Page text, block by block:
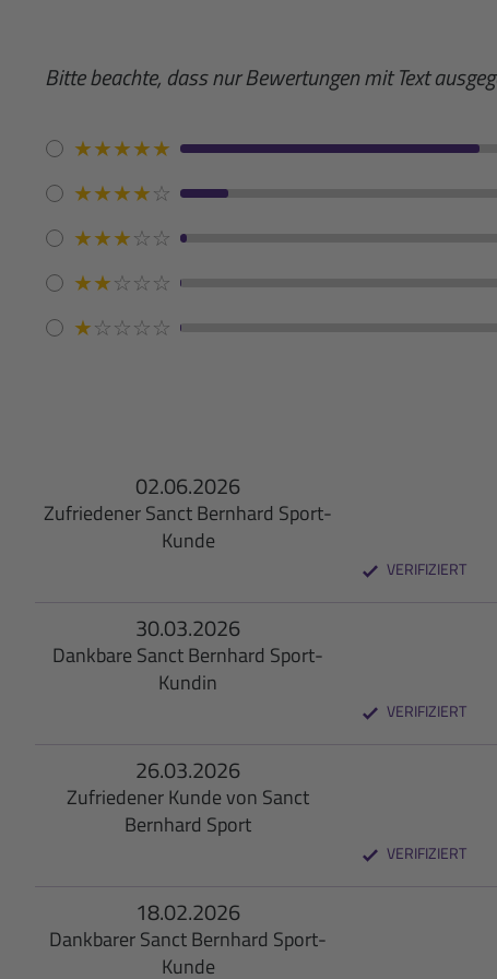
Bitte beachte, dass nur Bewertungen mit Text
★★★★★
★★★★☆
★★★☆☆
★★☆☆☆
★☆☆☆☆
02.06.2026
Zufriedener Sanct Bernhard Sport-
Kunde
VERIFIZIERT
30.03.2026
Dankbare Sanct Bernhard Sport-
Kundin
VERIFIZIERT
26.03.2026
Zufriedener Kunde von Sanct
Bernhard Sport
VERIFIZIERT
18.02.2026
Dankbarer Sanct Bernhard Sport-
Kunde